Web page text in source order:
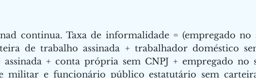
continua. Taxa de informalidade = (empregado
de trabalho assinada + trabalhador doméstico
assinada + conta própria sem CNPJ + empregado no
militar e funcionário público estatutário sem